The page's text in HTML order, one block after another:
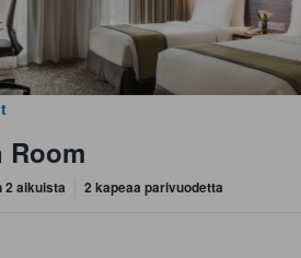
Room
2 aikuista 2 kapeaa parivuodetta